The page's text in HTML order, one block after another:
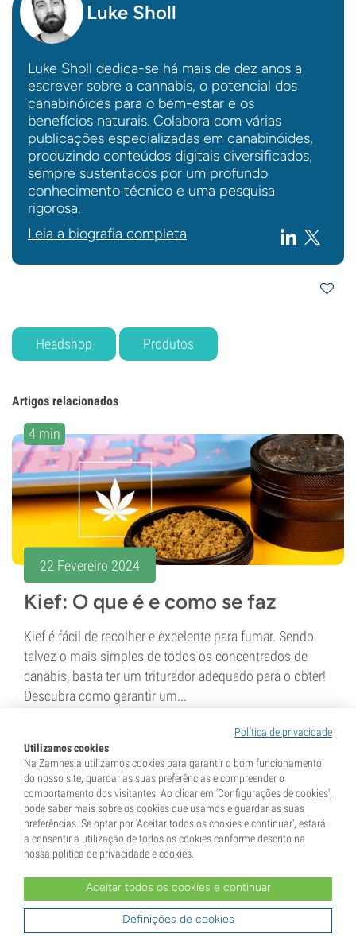
Luke Sholl
Luke Sholl dedica-se há mais de dez anos a
escrever sobre a cannabis, o potencial dos
canabinóides para o bem-estar e os
benefícios naturais. Colabora com várias
publicações especializadas em canabinóides,
produzindo conteúdos digitais diversificados,
sempre sustentados por um profundo
conhecimento técnico e uma pesquisa
rigorosa.
Leia a biografia completa
Headshop Produtos
Artigos relacionados
4 min
22 Fevereiro 2024
Kief: O que é e como se faz
Kief é fácil de recolher e excelente para fumar. Sendo
talvez o mais simples de todos os concentrados de
canábis, basta ter um triturador adequado para o obter!
Descubra como garantir um...
7 min
31 Março 2022
Como fazer bubble hash (3
métodos)
Política de privacidade
Utilizamos cookies
Na Zamnesia utilizamos cookies para garantir o bom funcionamento
do nosso site, guardar as suas preferências e compreender o
comportamento dos visitantes. Ao clicar em 'Configurações de cookies',
pode saber mais sobre os cookies que usamos e guardar as suas
preferências. Se optar por 'Aceitar todos os cookies e continuar', estará
a consentir a utilização de todos os cookies conforme descrito na
nossa política de privacidade e cookies.
Aceitar todos os cookies e continuar
Definições de cookies